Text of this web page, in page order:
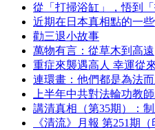
從「打掃浴缸」，悟到「
近期在日本真相點的一
勸三退小故事
萬物有言：從草木到高遠
重症來襲遇高人 幸運從
連環畫：他們都是為法而
上半年中共對法輪功教
講清真相（第35期）：
《清流》月報 第251期（